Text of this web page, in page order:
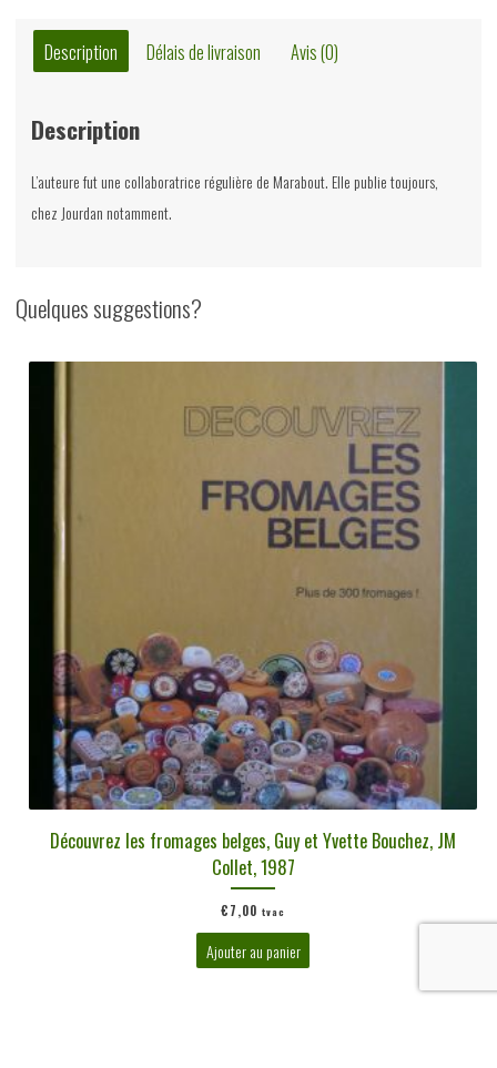
Description Délais de livraison Avis (0)
Description
L’auteure fut une collaboratrice régulière de Marabout. Elle publie toujours,
chez Jourdan notamment.
Quelques suggestions?
Découvrez les fromages belges, Guy et Yvette Bouchez, JM
Collet, 1987
€7,00 tvac
Ajouter au panier